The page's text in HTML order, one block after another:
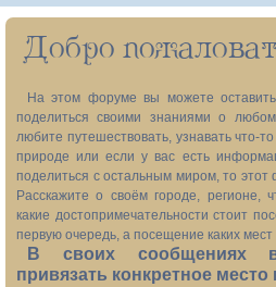
Добро
На этом форуме вы можете
поделиться своими знаниями о
любите путешествовать, узнавать что-
природе или если у вас есть
поделиться с остальным миром, то
Расскажите о своём городе, регионе,
какие достопримечательности стоит
первую очередь, а посещение каких
В своих сообщениях
привязать конкретное место